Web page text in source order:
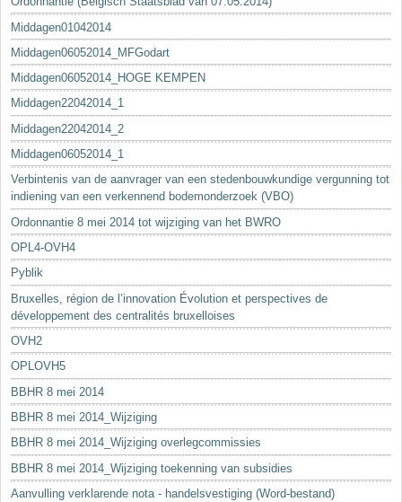
Middagen01042014
Middagen06052014_MFGodart
Middagen06052014_HOGE KEMPEN
Middagen22042014_1
Middagen22042014_2
Middagen06052014_1
Verbintenis van de aanvrager van een stedenbouwkundige vergunning tot
indiening van een verkennend bodemonderzoek (VBO)
Ordonnantie 8 mei 2014 tot wijziging van het BWRO
OPL4-OVH4
Pyblik
Bruxelles, région de l’innovation Évolution et perspectives de
développement des centralités bruxelloises
OVH2
OPLOVH5
BBHR 8 mei 2014
BBHR 8 mei 2014_Wijziging
BBHR 8 mei 2014_Wijziging overlegcommissies
BBHR 8 mei 2014_Wijziging toekenning van subsidies
Aanvulling verklarende nota - handelsvestiging (Word-bestand)